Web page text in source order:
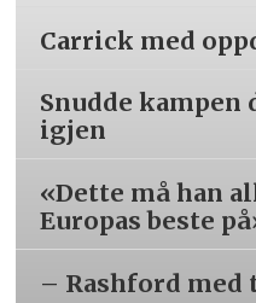
Carrick med
Snudde kampen
igjen
«Dette må han
Europas beste
– Rashford